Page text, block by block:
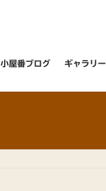
小屋番ブログ ギャラリー